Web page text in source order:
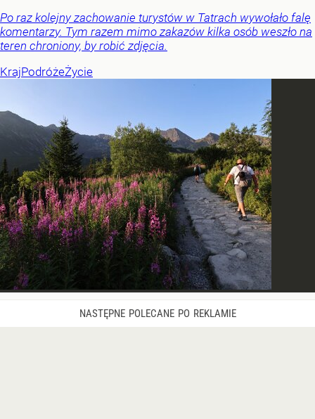
Po raz kolejny zachowanie turystów w Tatrach wywołało falę
komentarzy. Tym razem mimo zakazów kilka osób weszło na
teren chroniony, by robić zdjęcia.
KrajPodróżeŻycie